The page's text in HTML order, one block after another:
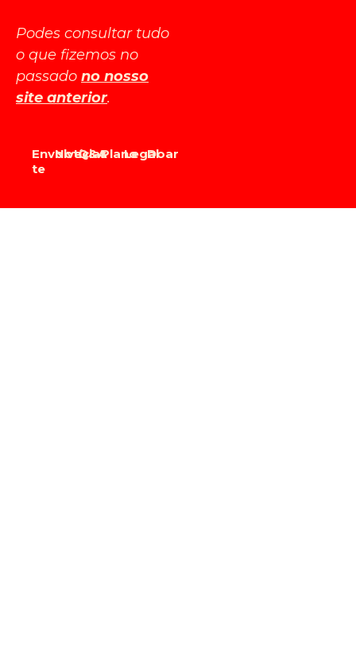
Podes consultar tudo
o que fizemos no
passado no nosso
site anterior.
Envolve-
te
Notícias
Q&APlanoLegalDoar